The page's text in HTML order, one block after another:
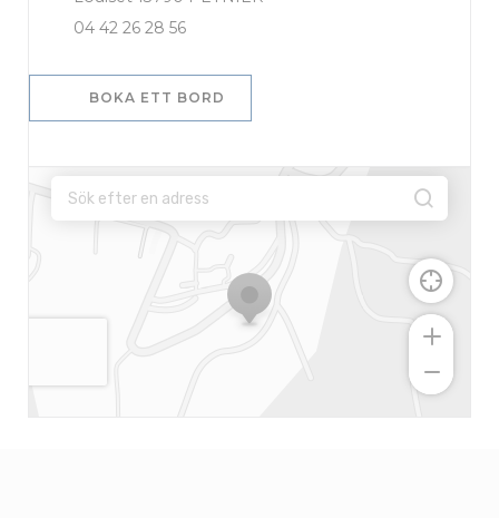
04 42 26 28 56
BOKA ETT BORD